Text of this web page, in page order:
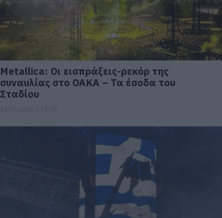
Metallica: Οι εισπράξεις-ρεκόρ της
συναυλίας στο ΟΑΚΑ – Τα έσοδα του
Σταδίου